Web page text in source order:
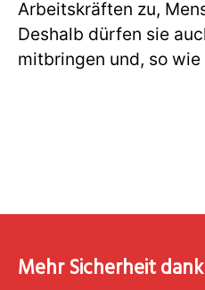
Arbeitskräften zu,
Deshalb dürfen sie
mitbringen und, so
Mehr Sicherheit